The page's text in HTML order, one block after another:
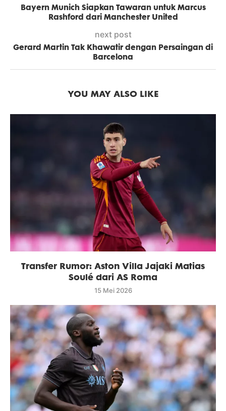
Bayern Munich Siapkan Tawaran untuk Marcus
Rashford dari Manchester United
next post
Gerard Martin Tak Khawatir dengan Persaingan di
Barcelona
YOU MAY ALSO LIKE
Transfer Rumor: Aston Villa Jajaki Matias
Soulé dari AS Roma
15 Mei 2026